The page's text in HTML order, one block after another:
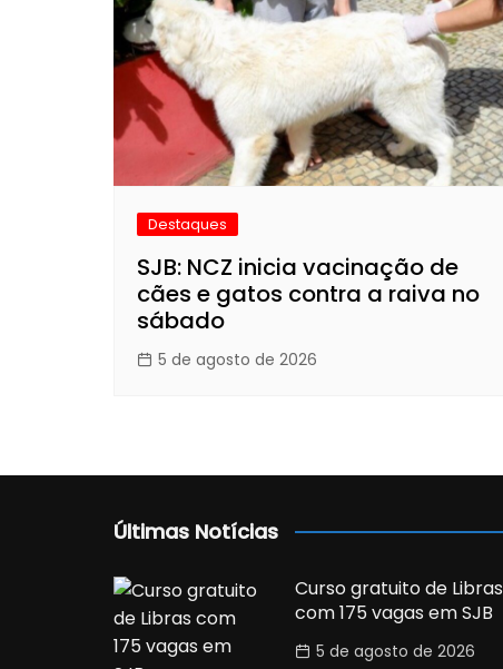
Destaques
SJB: NCZ inicia vacinação de
cães e gatos contra a raiva no
sábado
5 de agosto de 2026
Últimas Notícias
Curso gratuito de Libras
com 175 vagas em SJB
5 de agosto de 2026